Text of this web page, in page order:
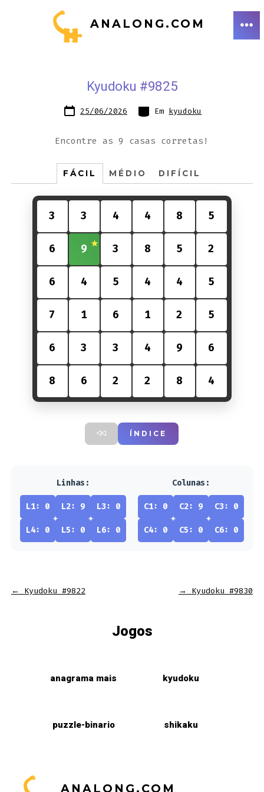
ANALONG.COM
Kyudoku #9825
Data
do 25/06/2026 Categorias
Em kyudoku
Encontre as 9 casas corretas!
FÁCIL MÉDIO DIFÍCIL
3 3 4 4 8 5
6 9 3 8 5 2
6 4 5 4 4 5
7 1 6 1 2 5
6 3 3 4 9 6
8 6 2 2 8 4
ÍNDICE
Linhas:
L1: 0 L2: 9 L3: 0
L4: 0 L5: 0 L6: 0
Colunas:
C1: 0 C2: 9 C3: 0
C4: 0 C5: 0 C6: 0
← Kyudoku #9822 → Kyudoku #9830
Jogos
anagrama mais kyudoku
puzzle-binario shikaku
ANALONG.COM